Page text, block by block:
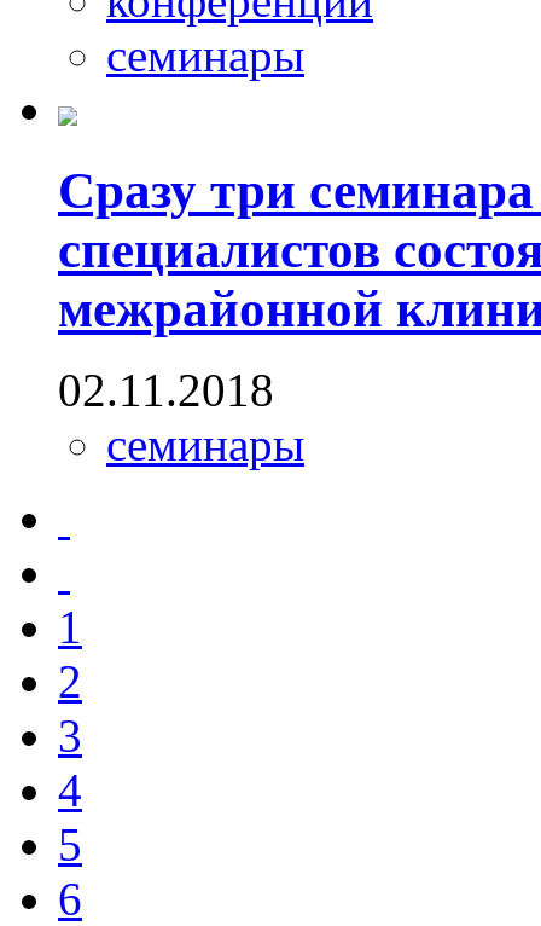
семинары
Сразу три
специалистов
межрайонной
02.11.2018
семинары
1
2
3
4
5
6